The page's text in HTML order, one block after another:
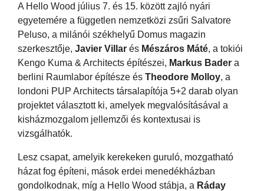
A Hello Wood július 7. és 15. között zajló nyári
egyetemére a független nemzetközi zsűri Salvatore
Peluso, a milánói székhelyű Domus magazin
szerkesztője, Javier Villar és Mészáros Máté, a tokiói
Kengo Kuma & Architects építészei, Markus Bader a
berlini Raumlabor építésze és Theodore Molloy, a
londoni PUP Architects társalapítója 5+2 darab olyan
projektet választott ki, amelyek megvalósításával a
kisházmozgalom jellemzői és kontextusai is
vizsgálhatók.
Lesz csapat, amelyik kerekeken guruló, mozgatható
házat fog építeni, mások erdei menedékházban
gondolkodnak, míg a Hello Wood stábja, a Ráday